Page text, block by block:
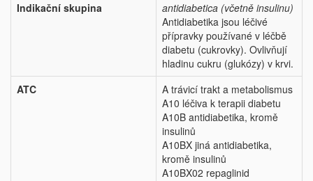
Indikační skupina
antidiabetica (včetně insulinu)
Antidiabetika jsou léčivé
přípravky používané v léčbě
diabetu (cukrovky). Ovlivňují
hladinu cukru (glukózy) v krvi.
ATC
A trávicí trakt a metabolismus
A10 léčiva k terapii diabetu
A10B antidiabetika, kromě
insulinů
A10BX jiná antidiabetika,
kromě insulinů
A10BX02 repaglinid